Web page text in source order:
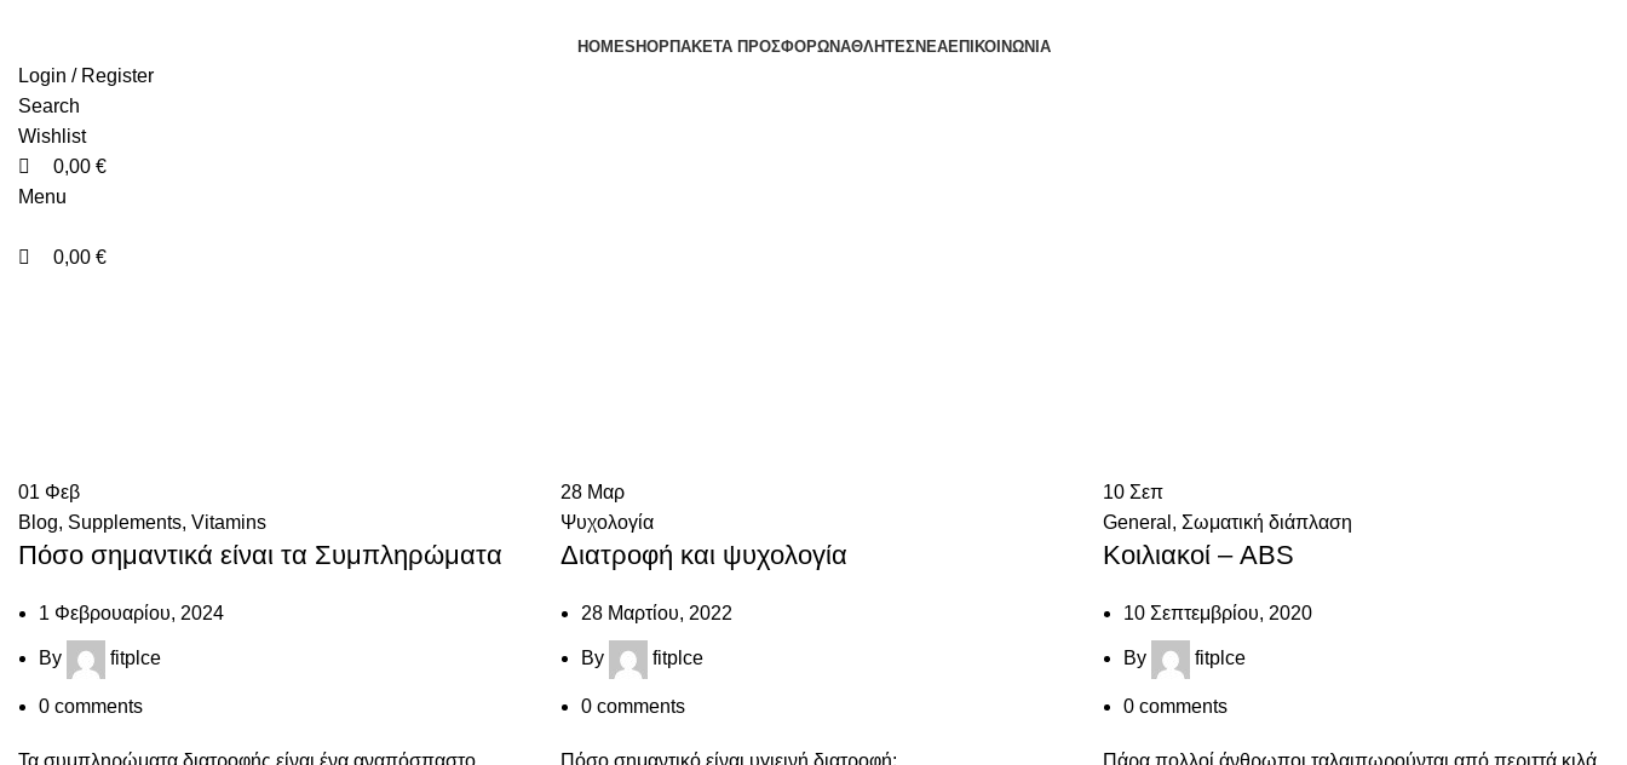
HOMESHOPΠΑΚΕΤΑ ΠΡΟΣΦΟΡΩΝΑΘΛΗΤΕΣΝΕΑΕΠΙΚΟΙΝΩΝΙΑ
Login / Register
Search
Wishlist
0,00 €
Menu
0,00 €
01 Φεβ
Blog, Supplements, Vitamins
Πόσο σημαντικά είναι τα Συμπληρώματα
1 Φεβρουαρίου, 2024
By fitplce
0 comments
Τα συμπληρώματα διατροφής είναι ένα αναπόσπαστο
28 Μαρ
Ψυχολογία
Διατροφή και ψυχολογία
28 Μαρτίου, 2022
By fitplce
0 comments
Πόσο σημαντικό είναι υγιεινή διατροφή;
10 Σεπ
General , Σωματική διάπλαση
Κοιλιακοί – ABS
10 Σεπτεμβρίου, 2020
By fitplce
0 comments
Πάρα πολλοί άνθρωποι ταλαιπωρούνται από περιττά κιλά